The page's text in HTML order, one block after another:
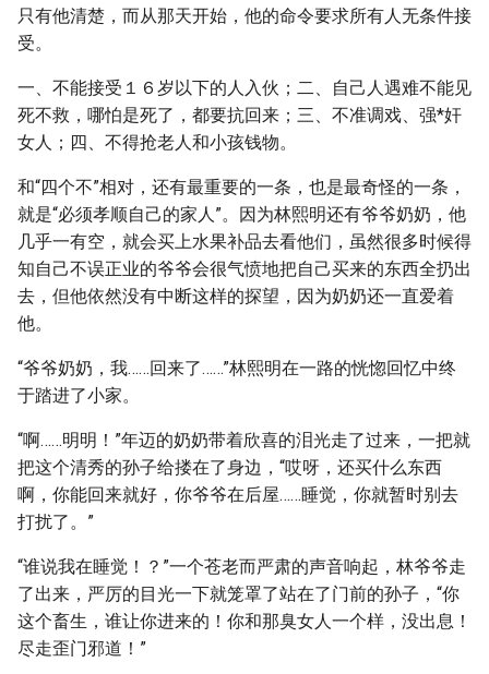
只有他清楚，而从那天开始，他的命令要求所有人无条件接
受。
一、不能接受１６岁以下的人入伙；二、自己人遇难不能见
死不救，哪怕是死了，都要抗回来；三、不准调戏、强*奸
女人；四、不得抢老人和小孩钱物。
和“四个不”相对，还有最重要的一条，也是最奇怪的一条，
就是“必须孝顺自己的家人”。因为林熙明还有爷爷奶奶，他
几乎一有空，就会买上水果补品去看他们，虽然很多时候得
知自己不误正业的爷爷会很气愤地把自己买来的东西全扔出
去，但他依然没有中断这样的探望，因为奶奶还一直爱着
他。
“爷爷奶奶，我……回来了……”林熙明在一路的恍惚回忆中终
于踏进了小家。
“啊……明明！”年迈的奶奶带着欣喜的泪光走了过来，一把就
把这个清秀的孙子给搂在了身边，“哎呀，还买什么东西
啊，你能回来就好，你爷爷在后屋……睡觉，你就暂时别去
打扰了。”
“谁说我在睡觉！？”一个苍老而严肃的声音响起，林爷爷走
了出来，严厉的目光一下就笼罩了站在了门前的孙子，“你
这个畜生，谁让你进来的！你和那臭女人一个样，没出息！
尽走歪门邪道！”